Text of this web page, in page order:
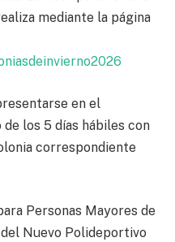
mediante la página
en el
los 5 días hábiles con
correspondiente
Personas Mayores de
Nuevo Polideportivo